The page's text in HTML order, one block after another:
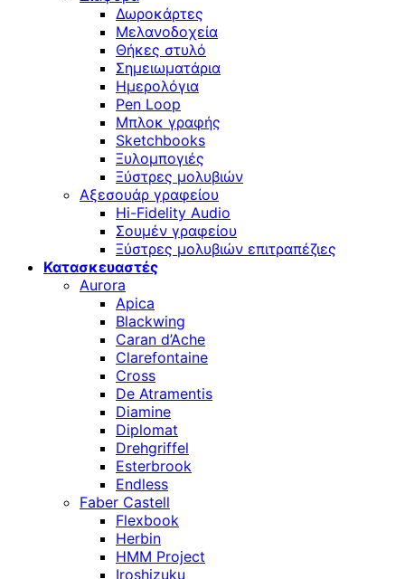
Δωροκάρτες
Μελανοδοχεία
Θήκες στυλό
Σημειωματάρια
Ημερολόγια
Pen Loop
Μπλοκ γραφής
Sketchbooks
Ξυλομπογιές
Ξύστρες μολυβιών
Αξεσουάρ γραφείου
Hi-Fidelity Audio
Σουμέν γραφείου
Ξύστρες μολυβιών επιτραπέζιες
Κατασκευαστές
Aurora
Apica
Blackwing
Caran d’Ache
Clarefontaine
Cross
De Atramentis
Diamine
Diplomat
Drehgriffel
Esterbrook
Endless
Faber Castell
Flexbook
Herbin
HMM Project
Iroshizuku